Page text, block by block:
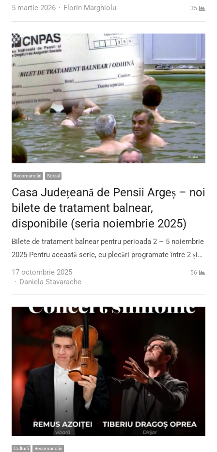
5 martie 2026 Author
Florin Marghiolu 35
Recomandări Social
Casa Județeană de Pensii Argeș – noi
bilete de tratament balnear,
disponibile (seria noiembrie 2025)
Bilete de tratament balnear pentru perioada 2 – 5 noiembrie
2025 Pentru această serie, cu plecări programate între 2 și…
17 octombrie 2025
Author
Daniela Stavarache
56
Cultură Recomandări